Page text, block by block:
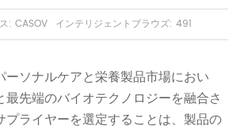
: CASOV インテリジェントブラウズ: 491
ーソナルケアと栄養製品市場におい
最先端のバイオテクノロジーを融合さ
プライヤーを選定することは、製品の